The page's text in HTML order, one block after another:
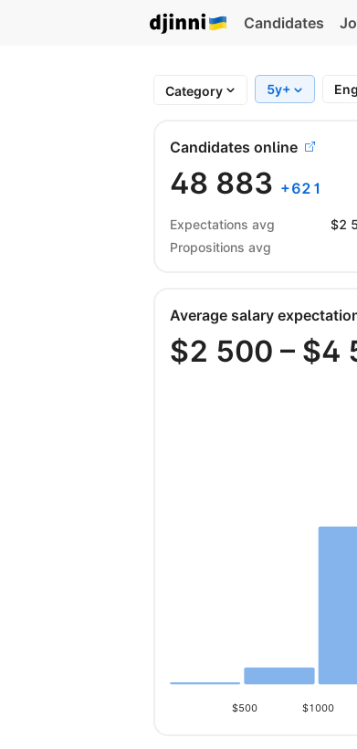
Candidates
Category 5y+
Candidates online
48 883 +621
Expectations avg $2
Propositions avg
Average salary
$2 500 – $4
$500 $1000